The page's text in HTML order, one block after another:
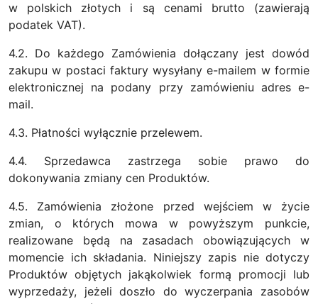
w polskich złotych i są cenami brutto (zawierają
podatek VAT).
4.2. Do każdego Zamówienia dołączany jest dowód
zakupu w postaci faktury wysyłany e-mailem w formie
elektronicznej na podany przy zamówieniu adres e-
mail.
4.3. Płatności wyłącznie przelewem.
4.4. Sprzedawca zastrzega sobie prawo do
dokonywania zmiany cen Produktów.
4.5. Zamówienia złożone przed wejściem w życie
zmian, o których mowa w powyższym punkcie,
realizowane będą na zasadach obowiązujących w
momencie ich składania. Niniejszy zapis nie dotyczy
Produktów objętych jakąkolwiek formą promocji lub
wyprzedaży, jeżeli doszło do wyczerpania zasobów